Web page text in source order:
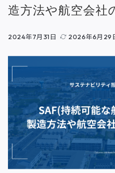
造方法や航空会社
2024年7月31日 2026年6月29